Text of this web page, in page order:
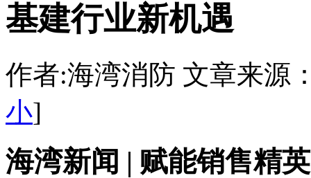
基建行业新机遇
作者:海湾消防 文章来源
小]
海湾新闻 | 赋能销售精